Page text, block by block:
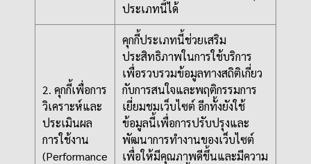
ประเภทนี้ได้
2. คุกกี้เพื่อการ
วิเคราะห์และ
ประเมินผล
การใช้งาน
(Performance
คุกกี้ประเภทนี้ช่วยเสริม
ประสิทธิภาพในการใช้บริการ
เพื่อรวบรวมข้อมูลทางสถิติเกี่ยว
กับการสนใจและพฤติกรรมการ
เยี่ยมชมเว็บไซต์ อีกทั้งยังใช้
ข้อมูลนี้เพื่อการปรับปรุงและ
พัฒนาการทำงานของเว็บไซต์
เพื่อให้มีคุณภาพดีขึ้นและมีความ